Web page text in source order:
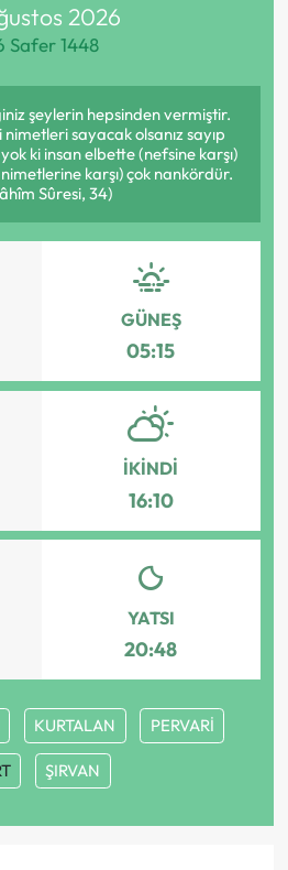
2026
Safer 1448
şeylerin hepsinden vermiştir.
sayacak olsanız sayıp
ki insan elbette (nefsine karşı)
karşı) çok nankördür.
Sûresi, 34)
GÜNEŞ
05:15
İKINDI
16:10
YATSI
20:48
KURTALAN PERVARİ
ŞIRVAN